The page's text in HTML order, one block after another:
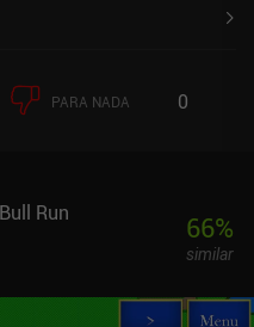
PARA NADA 0
Run 66%
similar